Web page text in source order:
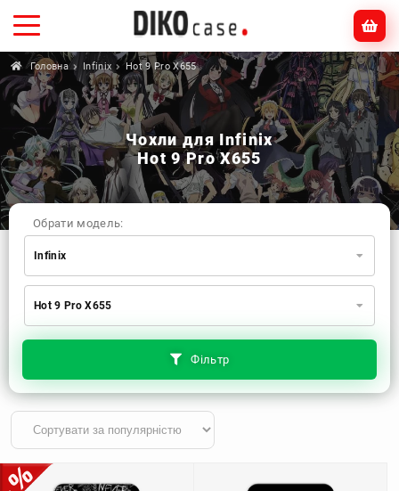
Головна Infinix Hot 9 Pro X655
Чохли для Infinix
Hot 9 Pro X655
Фільтр
Обрати модель:
Infinix
Xiaomi
Apple
Huawei
Realme
TECNO
ZTE
OnePlus
Motorola
Hot 9 Pro X655